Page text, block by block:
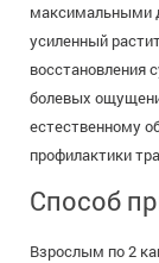
максимальными
усиленный
восстановления
болевых
естественному
профилактики
Способ
Взрослым по 2